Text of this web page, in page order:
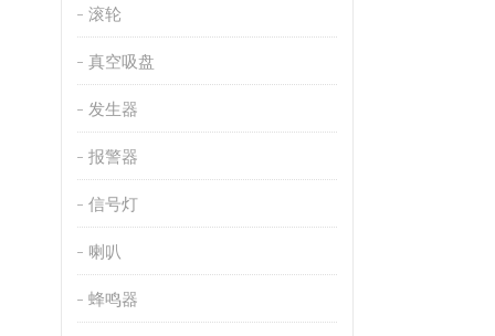
滚轮
真空吸盘
发生器
报警器
信号灯
喇叭
蜂鸣器